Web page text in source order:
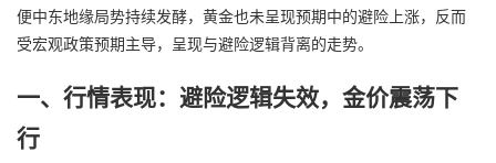
便中东地缘局势持续发酵，黄金也未呈现预期中的避险上涨，反而
受宏观政策预期主导，呈现与避险逻辑背离的走势。
一、行情表现：避险逻辑失效，金价震荡下
行